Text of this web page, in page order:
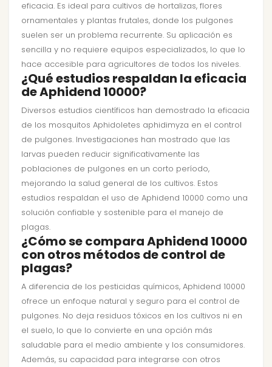
eficacia. Es ideal para cultivos de hortalizas, flores
ornamentales y plantas frutales, donde los pulgones
suelen ser un problema recurrente. Su aplicación es
sencilla y no requiere equipos especializados, lo que lo
hace accesible para agricultores de todos los niveles.
¿Qué estudios respaldan la eficacia
de Aphidend 10000?
Diversos estudios científicos han demostrado la eficacia
de los mosquitos Aphidoletes aphidimyza en el control
de pulgones. Investigaciones han mostrado que las
larvas pueden reducir significativamente las
poblaciones de pulgones en un corto período,
mejorando la salud general de los cultivos. Estos
estudios respaldan el uso de Aphidend 10000 como una
solución confiable y sostenible para el manejo de
plagas.
¿Cómo se compara Aphidend 10000
con otros métodos de control de
plagas?
A diferencia de los pesticidas químicos, Aphidend 10000
ofrece un enfoque natural y seguro para el control de
pulgones. No deja residuos tóxicos en los cultivos ni en
el suelo, lo que lo convierte en una opción más
saludable para el medio ambiente y los consumidores.
Además, su capacidad para integrarse con otros